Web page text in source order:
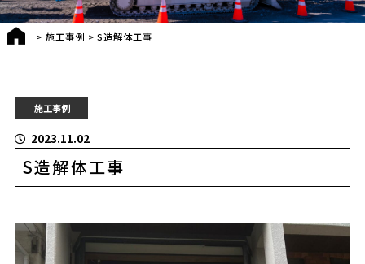
>施工事例 >S造解体工事
施工事例
2023.11.02
S造解体工事